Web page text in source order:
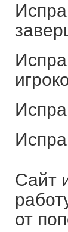
Сайт
от